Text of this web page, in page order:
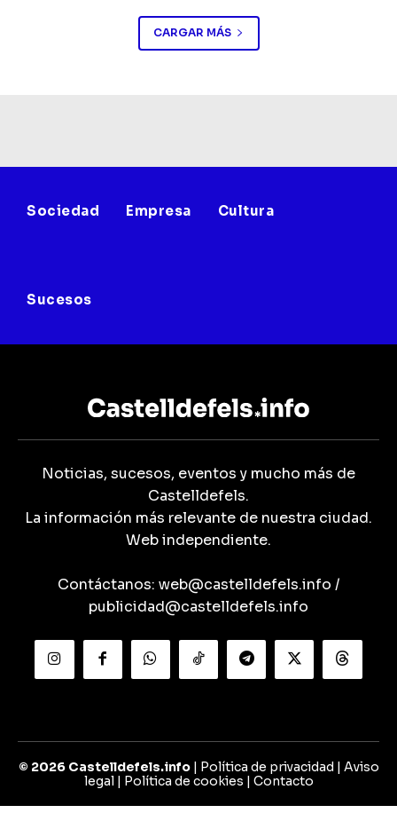
CARGAR MÁS
Sociedad Empresa Cultura
Sucesos
Noticias, sucesos, eventos y mucho más de
Castelldefels.
La información más relevante de nuestra ciudad.
Web independiente.
Contáctanos: web@castelldefels.info /
publicidad@castelldefels.info
© 2026 Castelldefels.info| Política de privacidad | Aviso
legal| Política de cookies | Contacto